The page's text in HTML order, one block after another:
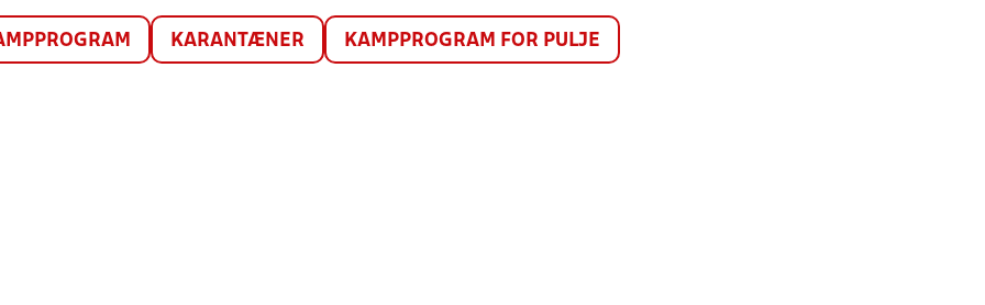
KARANTÆNER KAMPPROGRAM FOR PULJE